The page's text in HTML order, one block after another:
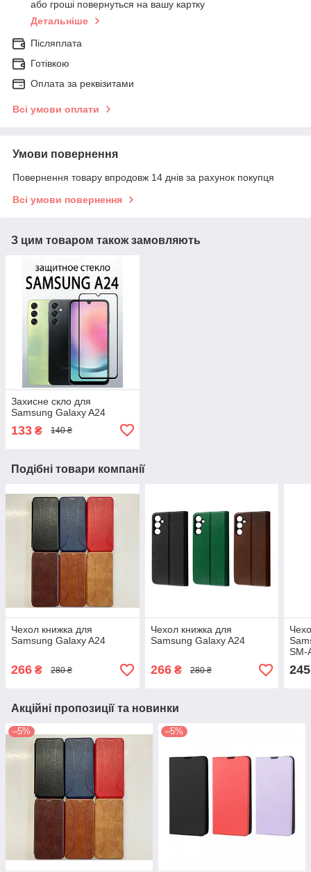
або гроші повернуться на вашу картку
Детальніше
Післяплата
Готівкою
Оплата за реквізитами
Всі умови оплати
Умови повернення
Повернення товару впродовж 14 днів за рахунок покупця
Всі умови повернення
З цим товаром також замовляють
Захисне скло для
Samsung Galaxy A24
133 ₴ 140 ₴
Подібні товари компанії
Чехол книжка для
Samsung Galaxy A24
266 ₴ 280 ₴
Чехол книжка для
Samsung Galaxy A24
266₴ 280 ₴
SM-
245
Акційні пропозиції та новинки
–5% –5%